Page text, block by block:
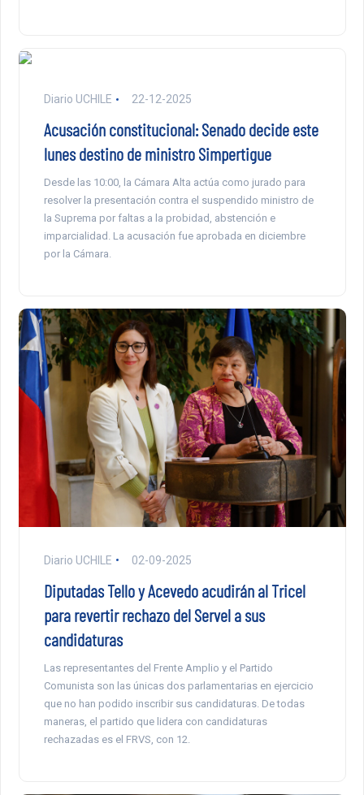
Diario UCHILE 22-12-2025
Acusación constitucional: Senado decide este
lunes destino de ministro Simpertigue
Desde las 10:00, la Cámara Alta actúa como jurado para
resolver la presentación contra el suspendido ministro de
la Suprema por faltas a la probidad, abstención e
imparcialidad. La acusación fue aprobada en diciembre
por la Cámara.
Diario UCHILE 02-09-2025
Diputadas Tello y Acevedo acudirán al Tricel
para revertir rechazo del Servel a sus
candidaturas
Las representantes del Frente Amplio y el Partido
Comunista son las únicas dos parlamentarias en ejercicio
que no han podido inscribir sus candidaturas. De todas
maneras, el partido que lidera con candidaturas
rechazadas es el FRVS, con 12.